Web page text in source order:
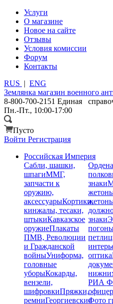
Услуги
О магазине
Новое на сайте
Отзывы
Условия комиссии
Форум
Контакты
RUS | ENG
Землянка магазин военного
8-800-700-2151 Единая
Пн.-Пт., 10:00-17:00
Пусто
Войти Регистрация
Российская Империя
Сабли, шашки,
шпагиММГ,
запчасти к
оружию,
аксессуарыКортики,
кинжалы, тесаки,
штыкиКавказское
оружиеПлакаты
ПМВ, Революции
и Гражданской
войныУниформа,
головные
уборыКокарды,
вензели,
шифровкиПряжки,
ремниГеоргиевские
знаки
знаки
оптика
РИА
Фото